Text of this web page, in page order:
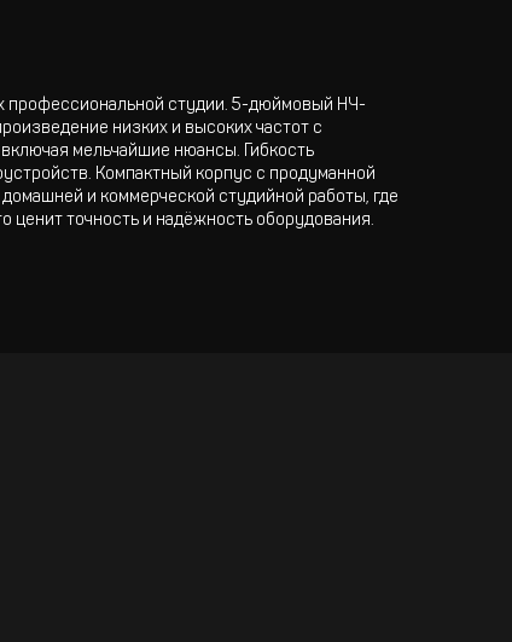
профессиональной студии. 5-дюймовый НЧ-
низких и высоких частот с
мельчайшие нюансы. Гибкость
Компактный корпус с продуманной
и коммерческой студийной работы, где
ценит точность и надёжность оборудования.